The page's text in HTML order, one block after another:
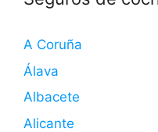
A Coruña
Álava
Albacete
Alicante